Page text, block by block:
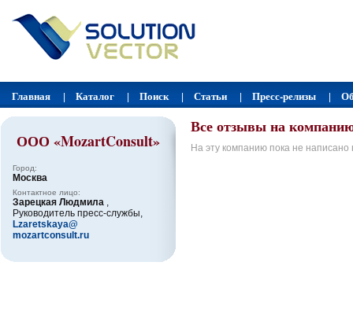
Главная Каталог Поиск Статьи Пресс-релизы
Все отзывы на
На эту компанию пока не написано
ООО «MozartConsult»
Город:
Москва
Контактное лицо:
Зарецкая Людмила ,
Руководитель пресс-службы,
Lzaretskaya@
mozartconsult.ru